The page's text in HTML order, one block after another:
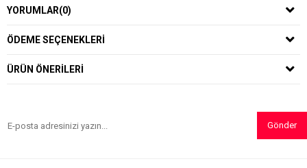
YORUMLAR(0)
ÖDEME SEÇENEKLERI
ÜRÜN ÖNERILERI
Gönder